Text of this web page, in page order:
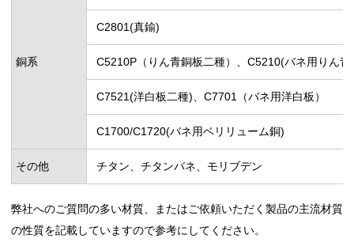
銅系
C2801(真鍮)
C5210P（りん青銅板二種）、C5210(バネ用りん青
C7521(洋白板二種)、C7701（バネ用洋白板）
C1700/C1720(バネ用ベリリューム銅)
その他 チタン、チタンバネ、モリブデン
弊社へのご質問の多い材質、またはご依頼いただく製品の主流材質
の性質を記載していますので参考にしてください。